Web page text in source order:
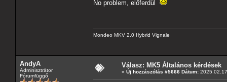
No problem, előferdül
Mondeo MKV 2.0 Hybrid Vignale
AndyA
Adminisztrátor
Fórumfüggő
Válasz: MK5 Általános kérdések
« Új hozzászólás #5666 Dátum: